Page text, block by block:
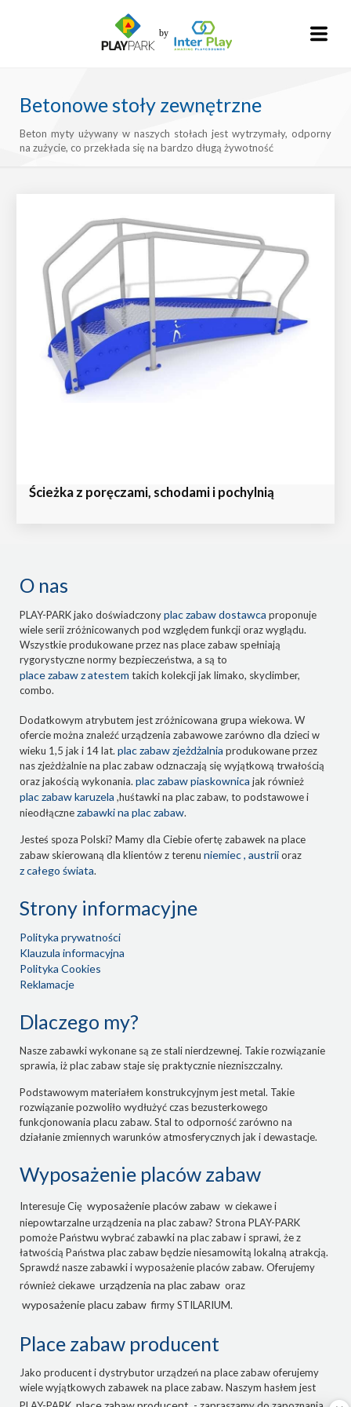
Betonowe stoły zewnętrzne
Beton myty używany w naszych stołach jest wytrzymały, odporny
na zużycie, co przekłada się na bardzo długą żywotność
Ścieżka z poręczami, schodami i pochylnią
O nas
PLAY-PARK jako doświadczonyplac zabaw dostawca proponuje
wiele serii zróżnicowanych pod względem funkcji oraz wyglądu.
Wszystkie produkowane przez nas place zabaw spełniają
rygorystyczne normy bezpieczeństwa, a są to
place zabaw z atestem takich kolekcji jak limako, skyclimber,
combo.
Dodatkowym atrybutem jest zróżnicowana grupa wiekowa. W
ofercie można znaleźć urządzenia zabawowe zarówno dla dzieci w
wieku 1,5 jak i 14 lat. plac zabaw zjeżdżalnia produkowane przez
nas zjeżdżalnie na plac zabaw odznaczają się wyjątkową trwałością
oraz jakością wykonania. plac zabaw piaskownica jak również
plac zabaw karuzela ,huśtawki na plac zabaw, to podstawowe i
nieodłącznezabawki na plac zabaw.
Jesteś spoza Polski? Mamy dla Ciebie ofertę zabawek na place
zabaw skierowaną dla klientów z terenu niemiec , austriioraz
z całego świata.
Strony informacyjne
Polityka prywatności
Klauzula informacyjna
Polityka Cookies
Reklamacje
Dlaczego my?
Nasze zabawki wykonane są ze stali nierdzewnej. Takie rozwiązanie
sprawia, iż plac zabaw staje się praktycznie niezniszczalny.
Podstawowym materiałem konstrukcyjnym jest metal. Takie
rozwiązanie pozwoliło wydłużyć czas bezusterkowego
funkcjonowania placu zabaw. Stal to odporność zarówno na
działanie zmiennych warunków atmosferycznych jak i dewastacje.
Wyposażenie placów zabaw
Interesuje Cię wyposażenie placów zabaw w ciekawe i
niepowtarzalne urządzenia na plac zabaw? Strona PLAY-PARK
pomoże Państwu wybrać zabawki na plac zabaw i sprawi, że z
łatwością Państwa plac zabaw będzie niesamowitą lokalną atrakcją.
Sprawdź nasze zabawki i wyposażenie placów zabaw. Oferujemy
również ciekawe urządzenia na plac zabaw oraz
wyposażenie placu zabaw firmy STILARIUM.
Place zabaw producent
Jako producent i dystrybutor urządzeń na place zabaw oferujemy
wiele wyjątkowych zabawek na place zabaw. Naszym hasłem jest